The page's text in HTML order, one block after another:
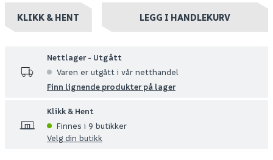
KLIKK & HENT LEGG I HANDLEKURV
Nettlager - Utgått
Varen er utgått i vår netthandel
Finn lignende produkter på lager
Klikk & Hent
Finnes i 9 butikker
Velg din butikk